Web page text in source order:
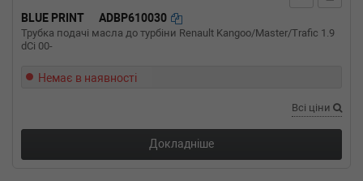
BLUE PRINT ADBP610030
Трубка подачі масла до турбіни Renault Kangoo/Master/Trafic 1.9
dCi 00-
Немає в наявності
Всі ціни
Докладніше